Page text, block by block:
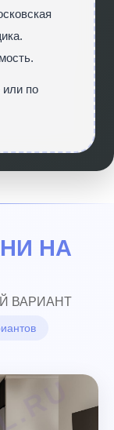
или по
НА
ВАРИАНТ